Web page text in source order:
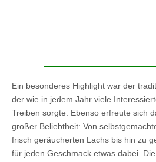
Ein besonderes Highlight war der
der wie in jedem Jahr viele
Treiben sorgte. Ebenso erfreute sich
großer Beliebtheit: Von
frisch geräucherten Lachs bis hin zu
für jeden Geschmack etwas dabei.